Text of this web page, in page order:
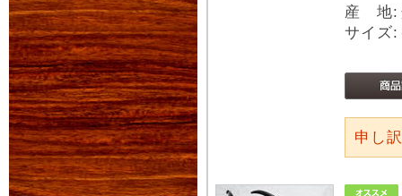
産 地:
サイズ
申し